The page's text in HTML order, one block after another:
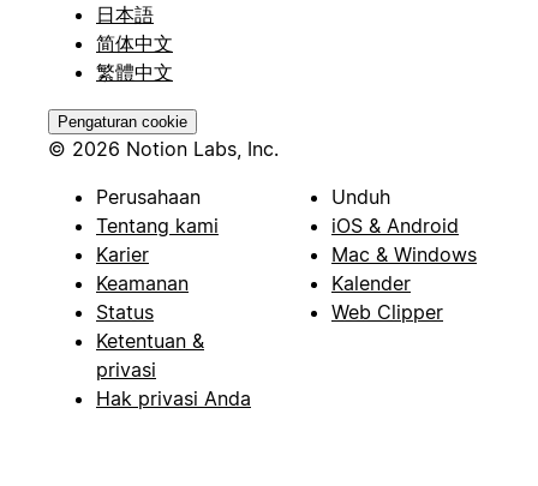
日本語
简体中文
繁體中文
Pengaturan cookie
© 2026 Notion Labs, Inc.
Perusahaan
Tentang kami
Karier
Keamanan
Status
Ketentuan &
privasi
Hak privasi Anda
Unduh
iOS & Android
Mac & Windows
Kalender
Web Clipper